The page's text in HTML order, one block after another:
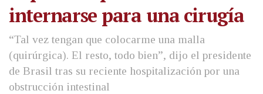
internarse para una cirugía
“Tal vez tengan que colocarme una malla
(quirúrgica). El resto, todo bien”, dijo el presidente
de Brasil tras su reciente hospitalización por una
obstrucción intestinal